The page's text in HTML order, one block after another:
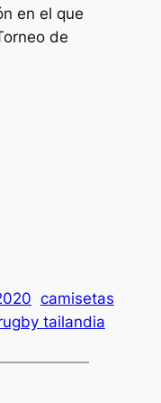
en el que
de
camisetas
tailandia